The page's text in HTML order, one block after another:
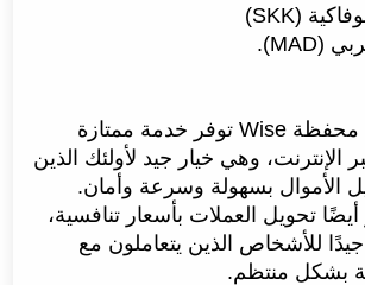
بشكل عام، فإن محفظة Wise توفر خدمة ممتازة
الإنترنت، وهي خيار جيد لأولئك الذين
الأموال بسهولة وسرعة وأمان.
أيضًا تحويل العملات بأسعار تنافسية،
جيدًا للأشخاص الذين يتعاملون مع
بشكل منتظم.